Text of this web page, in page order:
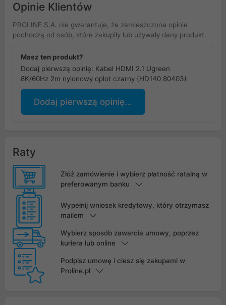
Opinie Klientów
PROLINE S.A. nie gwarantuje, że zamieszczone opinie
pochodzą od osób, które zakupiły lub używały dany produkt.
Masz ten produkt?
Dodaj pierwszą opinię: Kabel HDMI 2.1 Ugreen
8K/60Hz 2m nylonowy oplot czarny (HD140 80403)
Dodaj pierwszą opinię...
Raty
Złóż zamówienie i wybierz płatność ratalną w
preferowanym banku
Wypełnij wniosek kredytowy, który otrzymasz
mailem
Wybierz sposób zawarcia umowy, poprzez
kuriera lub online
Podpisz umowę i ciesz się zakupami w
Proline.pl